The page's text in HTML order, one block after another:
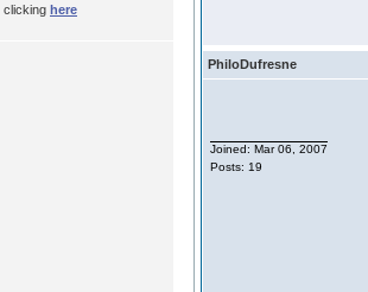
clicking here
PhiloDufresne
Joined: Mar 06, 2007
Posts: 19